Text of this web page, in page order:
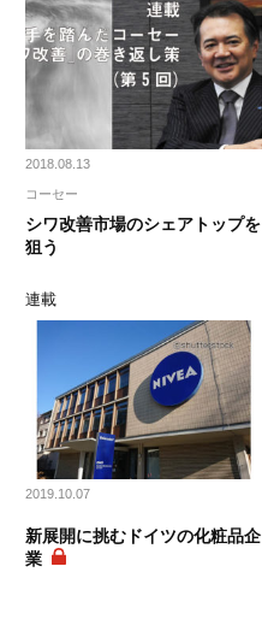
2018.08.13
コーセー
シワ改善市場のシェアトップを
狙う
連載
2019.10.07
新展開に挑むドイツの化粧品企
業